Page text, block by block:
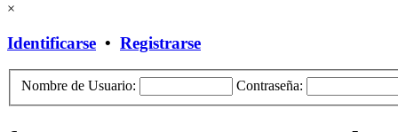
×
Identificarse • Registrarse
Nombre de Usuario: Contraseña: